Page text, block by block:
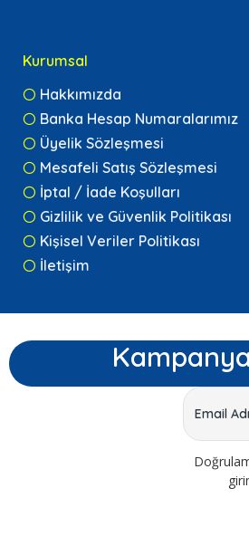
Kurumsal
Hakkımızda
Banka Hesap Numaralarımız
Üyelik Sözleşmesi
Mesafeli Satış Sözleşmesi
İptal / İade Koşulları
Gizlilik ve Güvenlik Politikası
Kişisel Veriler Politikası
İletişim